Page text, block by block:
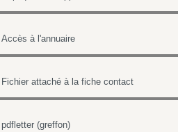
Accès à l'annuaire
Fichier attaché à la fiche contact
pdfletter (greffon)